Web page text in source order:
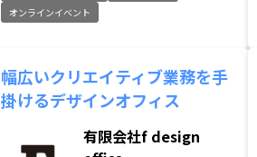
オンラインイベント
幅広いクリエイティブ業務を手
掛けるデザインオフィス
有限会社f design